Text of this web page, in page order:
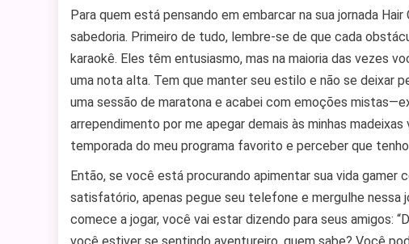
Para quem está pensando em embarcar na sua jornada
sabedoria. Primeiro de tudo, lembre-se de que cada
karaokê. Eles têm entusiasmo, mas na maioria das vezes
uma nota alta. Tem que manter seu estilo e não se deixar
uma sessão de maratona e acabei com emoções
arrependimento por me apegar demais às minhas
temporada do meu programa favorito e perceber que
Então, se você está procurando apimentar sua vida gamer
satisfatório, apenas pegue seu telefone e mergulhe nessa
comece a jogar, você vai estar dizendo para seus amigos: